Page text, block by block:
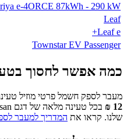
e-4ORCE 87kWh - 290 kW
Leaf
Leaf e+
Townstar EV Passenger
כמה אפשר לחסוך
מעבר לספק חשמל פרטי מוזיל טעינה ביתית ב-
12
₪ בכל טעינה מלאה של דגם
שלנו. קראו את המדריך למעבר